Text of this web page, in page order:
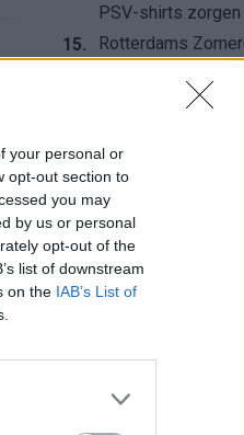
your personal or
opt-out section to
you may
by us or personal
opt-out of the
list of downstream
on the IAB’s List of
15.
PSV-shirts
Rotterdams
16.
Feyenoord zet
Ueda en Hadj
17.
Ajax helpt Burnley
afgeknipte
Feyenoord onder
altijd ongeslagen: